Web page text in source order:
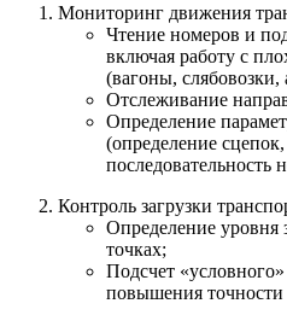
Мониторинг движения
Чтение номеров и
включая работу с
(вагоны, слябовозки,
Отслеживание
Определение
(определение
последовательность
Контроль загрузки
Определение уровня
точках;
Подсчет
повышения точности